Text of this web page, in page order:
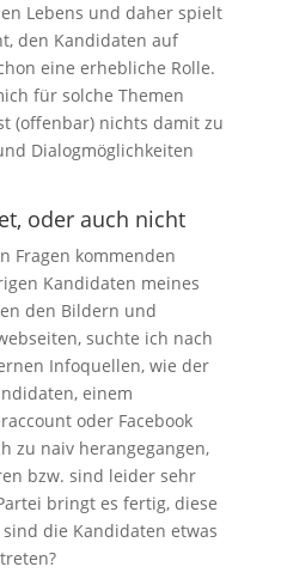
Lebens und daher spielt
den Kandidaten auf
eine erhebliche Rolle.
für solche Themen
(offenbar) nichts damit zu
Dialogmöglichkeiten
oder auch nicht
Fragen kommenden
Kandidaten meines
den Bildern und
suchte ich nach
Infoquellen, wie der
einem
oder Facebook
zu naiv herangegangen,
bzw. sind leider sehr
bringt es fertig, diese
die Kandidaten etwas